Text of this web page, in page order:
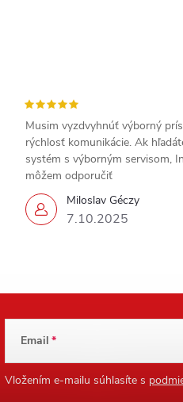
Miloslav Géczy
7.10.2025
Musim vyzdvyhnúť výborný
rýchlosť komunikácie. Ak
systém s výborným servisom,
môžem odporučiť
Email
Vložením e-mailu súhlasíte s